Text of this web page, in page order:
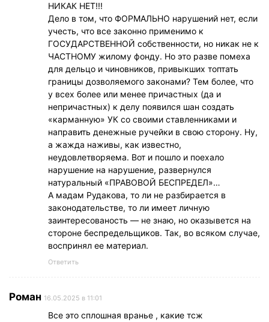
НИКАК НЕТ!!!
Дело в том, что ФОРМАЛЬНО нарушений нет, если
учесть, что все законно применимо к
ГОСУДАРСТВЕННОЙ собственности, но никак не к
ЧАСТНОМУ жилому фонду. Но это разве помеха
для дельцо и чиновников, привыкших топтать
границы дозволяемого законами? Тем более, что
у всех более или менее причастных (да и
непричастных) к делу появился шан создать
«карманную» УК со своими ставленниками и
направить денежные ручейки в свою сторону. Ну,
а жажда наживы, как известно,
неудовлетворяема. Вот и пошло и поехало
нарушение на нарушение, развернулся
натуральный «ПРАВОВОЙ БЕСПРЕДЕЛ»…
А мадам Рудакова, то ли не разбирается в
законодательстве, то ли имеет личную
заинтересованость — не знаю, но оказывется на
стороне беспредельщиков. Так, во всяком случае,
воспринял ее материал.
Ответить
Роман 16.05.2025 в 11:01
Все это сплошная вранье , какие тсж